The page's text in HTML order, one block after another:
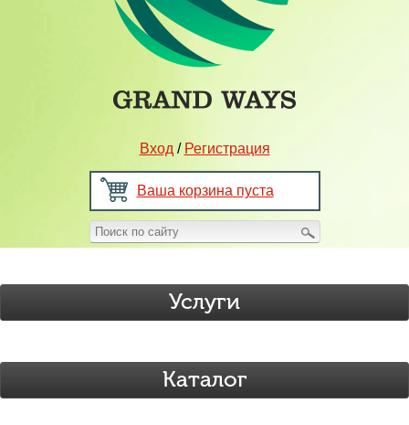
Вход / Регистрация
Ваша корзина пуста
Услуги
Каталог